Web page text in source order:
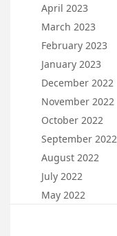
April 2023
March 2023
February 2023
January 2023
December 2022
November 2022
October 2022
September 2022
August 2022
July 2022
May 2022